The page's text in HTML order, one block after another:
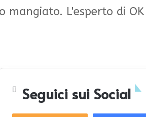
mangiato. L'esperto di OK
Seguici sui Social